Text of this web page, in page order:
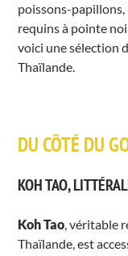
poissons-
requins à pointe
voici une sélection
Thaïlande.
DU CÔTÉ DU
KOH TAO,
Koh Tao, véritable
Thaïlande, est